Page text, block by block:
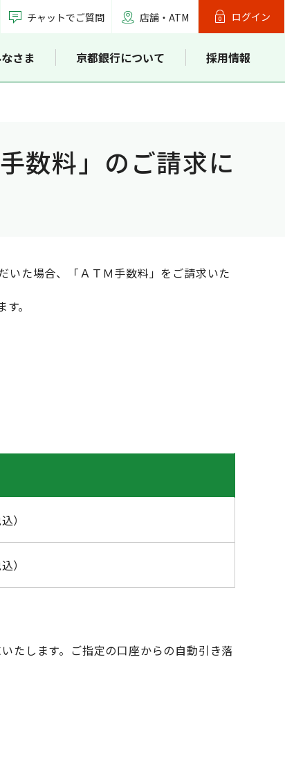
チャットでご質問 店舗・ATM ログイン
さま 京都銀行について 採用情報
数料」のご請求に
いた場合、「ＡＴＭ手数料」をご請求いた
。
）
）
します。ご指定の口座からの自動引き落